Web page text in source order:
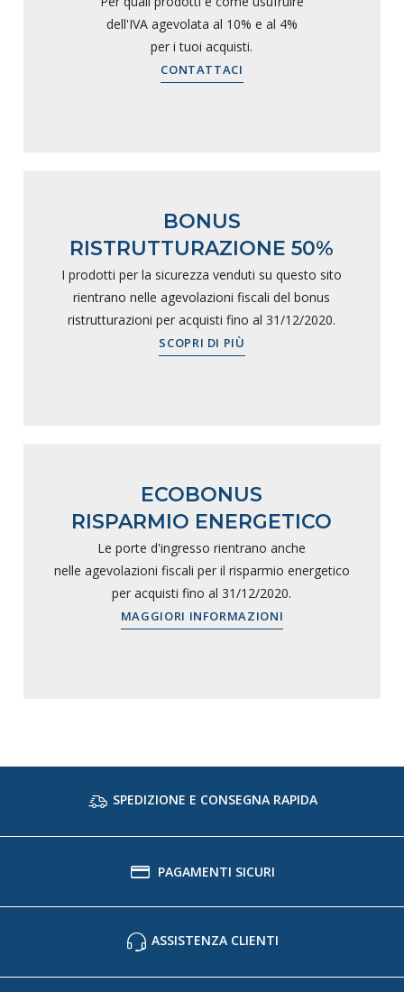
dell'IVA agevolata al 10% e al 4%
per i tuoi acquisti.
CONTATTACI
BONUS
RISTRUTTURAZIONE 50%
I prodotti per la sicurezza venduti su questo sito
rientrano nelle agevolazioni fiscali del bonus
ristrutturazioni per acquisti fino al 31/12/2020.
SCOPRI DI PIÙ
ECOBONUS
RISPARMIO ENERGETICO
Le porte d'ingresso rientrano anche
nelle agevolazioni fiscali per il risparmio energetico
per acquisti fino al 31/12/2020.
MAGGIORI INFORMAZIONI
SPEDIZIONE E CONSEGNA RAPIDA
PAGAMENTI SICURI
ASSISTENZA CLIENTI